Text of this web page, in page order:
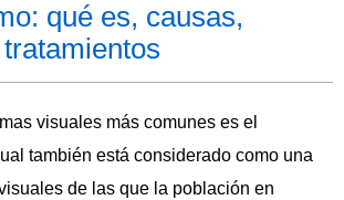
qué es, causas,
visuales más comunes es el
también está considerado como una
de las que la población en